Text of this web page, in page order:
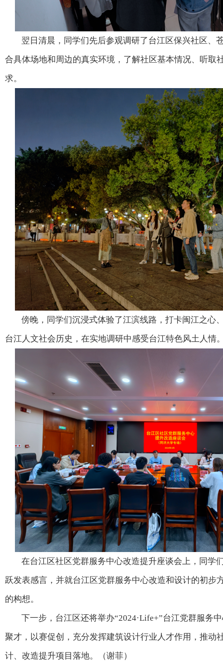
翌日清晨，同学们先后参观调研了台江区保兴社区、
合具体场地和周边的真实环境，了解社区基本情况、听取
求。
傍晚，同学们沉浸式体验了江滨线路，打卡闽江之心
台江人文社会历史，在实地调研中感受台江特色风土人情
在台江区社区党群服务中心改造提升座谈会上，同学
跃发表感言，并就台江区党群服务中心改造和设计的初步
的构想。
下一步，台江区还将举办“2024·Life+”台江党群服务
聚才，以赛促创，充分发挥建筑设计行业人才作用，推动
计、改造提升项目落地。（谢菲）